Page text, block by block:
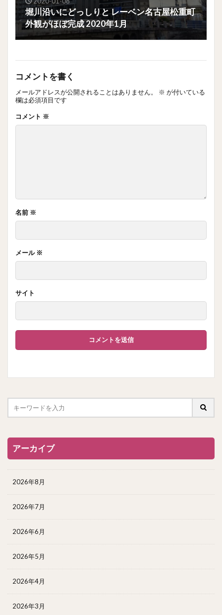
堀川沿いにどっしりと レーベン名古屋松重町
外観がほぼ完成 2020年1月
コメントを書く
メールアドレスが公開されることはありません。 ※ が付いている
欄は必須項目です
コメント ※
名前 ※
メール ※
サイト
アーカイブ
2026年8月
2026年7月
2026年6月
2026年5月
2026年4月
2026年3月